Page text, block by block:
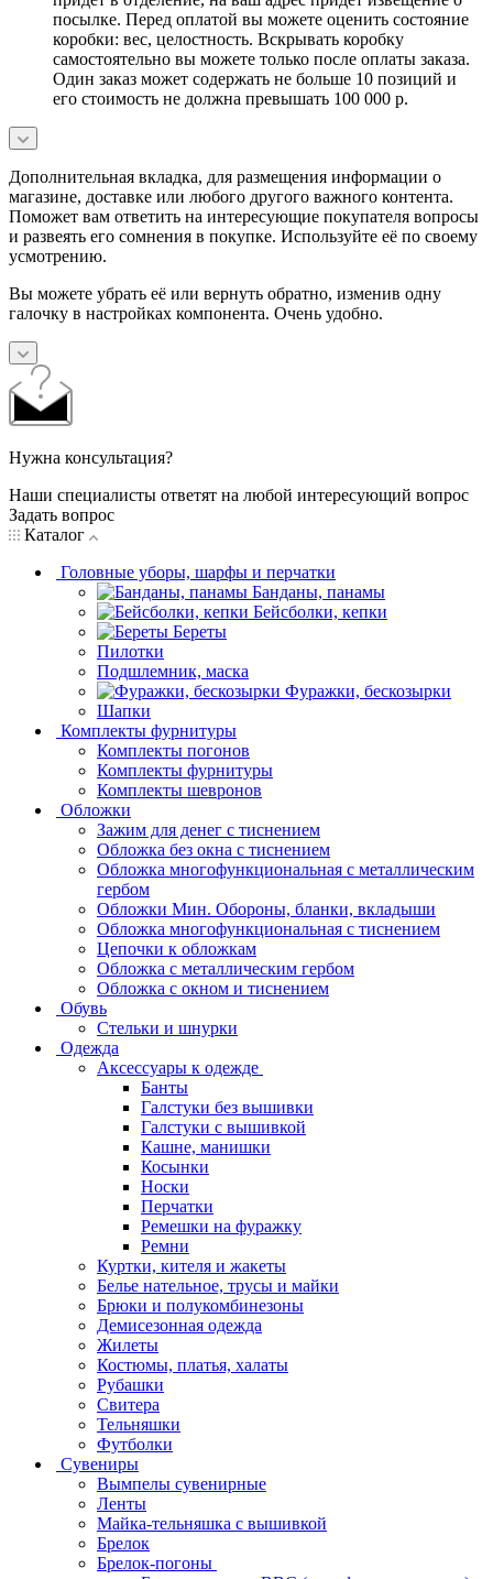
посылке. Перед оплатой вы можете оценить состояние
коробки: вес, целостность. Вскрывать коробку
самостоятельно вы можете только после оплаты заказа.
Один заказ может содержать не больше 10 позиций и
его стоимость не должна превышать 100 000 р.
Дополнительная вкладка, для размещения информации о
магазине, доставке или любого другого важного контента.
Поможет вам ответить на интересующие покупателя вопросы
и развеять его сомнения в покупке. Используйте её по своему
усмотрению.
Вы можете убрать её или вернуть обратно, изменив одну
галочку в настройках компонента. Очень удобно.
Нужна консультация?
Наши специалисты ответят на любой интересующий вопрос
Задать вопрос
Каталог
Головные уборы, шарфы и перчатки
Банданы, панамы
Бейсболки, кепки
Береты
Пилотки
Подшлемник, маска
Фуражки, бескозырки
Шапки
Комплекты фурнитуры
Комплекты погонов
Комплекты фурнитуры
Комплекты шевронов
Обложки
Зажим для денег с тиснением
Обложка без окна с тиснением
Обложка многофункциональная с металлическим
гербом
Обложки Мин. Обороны, бланки, вкладыши
Обложка многофункциональная с тиснением
Цепочки к обложкам
Обложка с металлическим гербом
Обложка с окном и тиснением
Обувь
Стельки и шнурки
Одежда
Аксессуары к одежде
Банты
Галстуки без вышивки
Галстуки с вышивкой
Кашне, манишки
Косынки
Носки
Перчатки
Ремешки на фуражку
Ремни
Куртки, кителя и жакеты
Белье нательное, трусы и майки
Брюки и полукомбинезоны
Демисезонная одежда
Жилеты
Костюмы, платья, халаты
Рубашки
Свитера
Тельняшки
Футболки
Сувениры
Вымпелы сувенирные
Ленты
Майка-тельняшка с вышивкой
Брелок
Брелок-погоны